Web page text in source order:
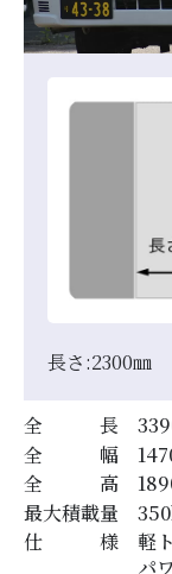
全 長
全 幅
全 高
最大積載量
350
仕 様
軽
パ
長さ:2300㎜